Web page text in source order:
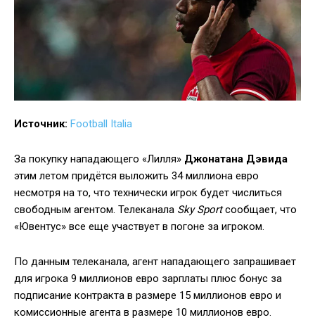
Источник: Football Italia
За покупку нападающего «Лилля» Джонатана Дэвида
этим летом придётся выложить 34 миллиона евро
несмотря на то, что технически игрок будет числиться
свободным агентом. Телеканала Sky Sportсообщает, что
«Ювентус» все еще участвует в погоне за игроком.
По данным телеканала, агент нападающего запрашивает
для игрока 9 миллионов евро зарплаты плюс бонус за
подписание контракта в размере 15 миллионов евро и
комиссионные агента в размере 10 миллионов евро.